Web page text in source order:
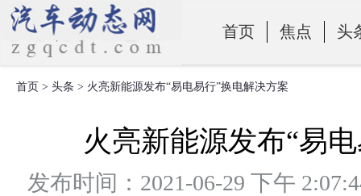
首页 焦点 头
零部件
首页 > 头条 > 火亮新能源发布“易电易行”换电解决方案
火亮新能源发布“易
发布时间：2021-06-29 下午